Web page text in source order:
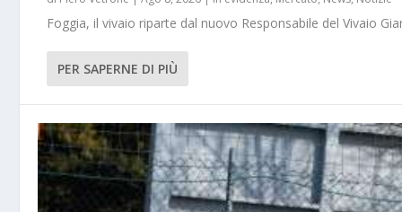
Foggia, il vivaio riparte dal nuovo Responsabile del Vivaio
PER SAPERNE DI PIÙ